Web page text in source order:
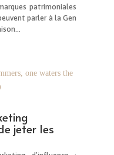
patrimoniales
parler à la Gen
jeter les